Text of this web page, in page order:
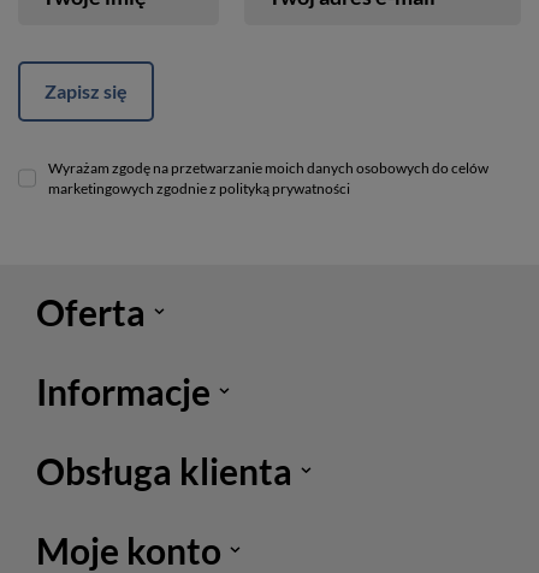
Zapisz się
Wyrażam zgodę na przetwarzanie moich danych osobowych do celów
marketingowych zgodnie z polityką prywatności
Oferta
Informacje
Obsługa klienta
Moje konto